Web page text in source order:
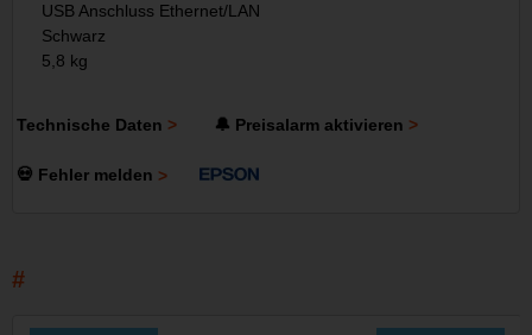
USB Anschluss Ethernet/LAN
Schwarz
5,8 kg
Technische Daten 🔔 Preisalarm aktivieren
💀 Fehler melden